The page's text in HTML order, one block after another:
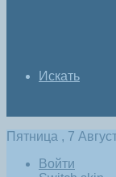
Искать
Пятница , 7
Войти